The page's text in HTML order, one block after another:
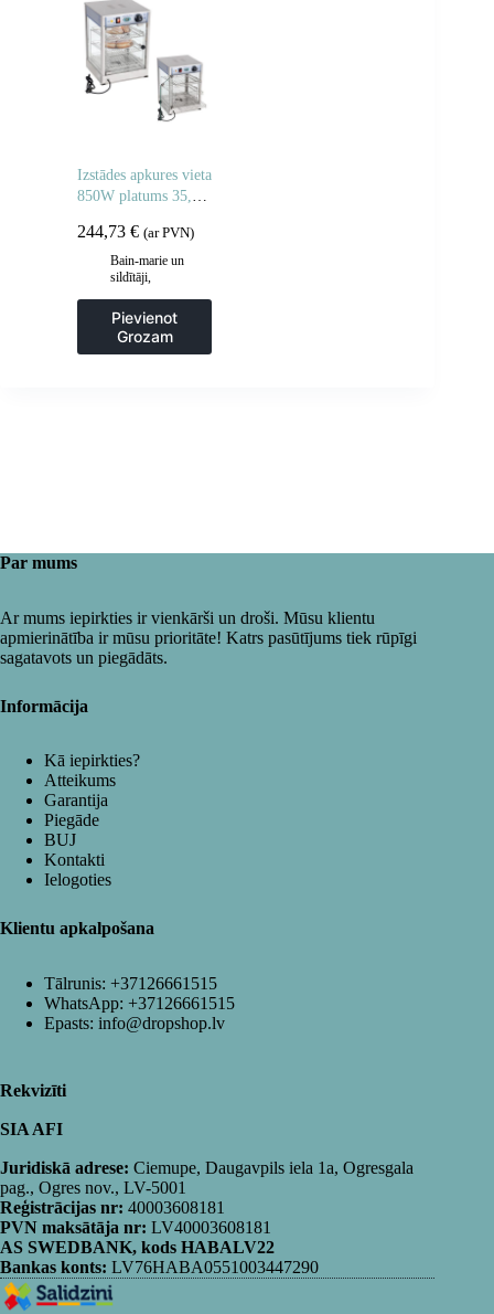
Izstādes apkures vieta
850W platums 35,5
244,73 € (ar PVN)
Bain-marie un
sildītāji,
Vitrīnu skapji un
apsildes skapji
Pievienot
Grozam
Par mums
Ar mums iepirkties ir vienkārši un droši. Mūsu klientu
apmierinātība ir mūsu prioritāte! Katrs pasūtījums tiek rūpīgi
sagatavots un piegādāts.
Informācija
Kā iepirkties?
Atteikums
Garantija
Piegāde
BUJ
Kontakti
Ielogoties
Klientu apkalpošana
Tālrunis: +37126661515
WhatsApp: +37126661515
Epasts: info@dropshop.lv
Rekvizīti
SIA AFI
Juridiskā adrese: Ciemupe, Daugavpils iela 1a, Ogresgala
pag., Ogres nov., LV-5001
Reģistrācijas nr: 40003608181
PVN maksātāja nr: LV40003608181
AS SWEDBANK, kods HABALV22
Bankas konts: LV76HABA0551003447290